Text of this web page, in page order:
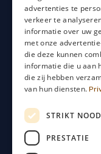
DIRECT
Wij kopen
Alle
advertenties te
verkeer te
informatie over uw
met onze
die deze kunnen
informatie die u aan
die zij hebben
van hun diensten.
STRIKT
PRESTATIE